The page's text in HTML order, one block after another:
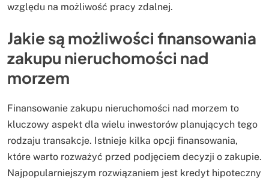
względu na możliwość pracy zdalnej.
Jakie są możliwości finansowania
zakupu nieruchomości nad
morzem
Finansowanie zakupu nieruchomości nad morzem to
kluczowy aspekt dla wielu inwestorów planujących tego
rodzaju transakcje. Istnieje kilka opcji finansowania,
które warto rozważyć przed podjęciem decyzji o zakupie.
Najpopularniejszym rozwiązaniem jest kredyt hipoteczny